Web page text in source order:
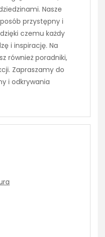
Nasze
przystępny i
czemu każdy
i inspirację. Na
również poradniki,
Zapraszamy do
i odkrywania